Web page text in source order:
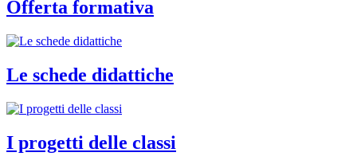
Offerta formativa
Le schede didattiche
I progetti delle classi